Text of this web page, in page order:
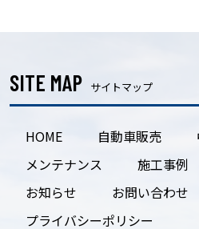
SITE MAP サイトマップ
HOME 自動車販売
メンテナンス
施工事例
お知らせ
お問い合わせ
プライバシーポリシー